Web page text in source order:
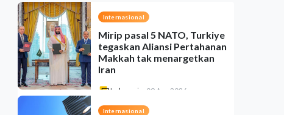
Internasional
Mirip pasal 5 NATO, Turkiye
tegaskan Aliansi Pertahanan
Makkah tak menargetkan
Iran
Indonesia 09 Aug 2026
Internasional